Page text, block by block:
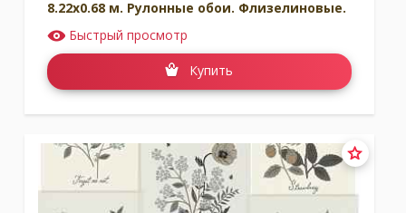
8.22x0.68 м. Рулонные обои. Флизелиновые.
Быстрый просмотр
Купить